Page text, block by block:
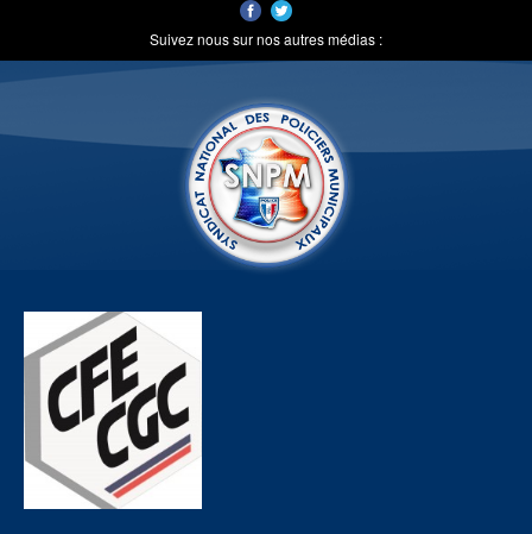
Suivez nous sur nos autres médias :